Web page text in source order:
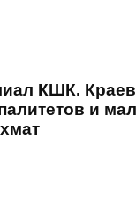
КШК.
и